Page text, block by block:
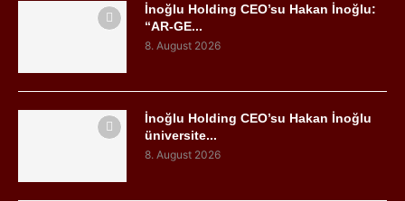
İnoğlu Holding CEO’su Hakan İnoğlu:
“AR-GE...
8. August 2026
İnoğlu Holding CEO’su Hakan İnoğlu
üniversite...
8. August 2026